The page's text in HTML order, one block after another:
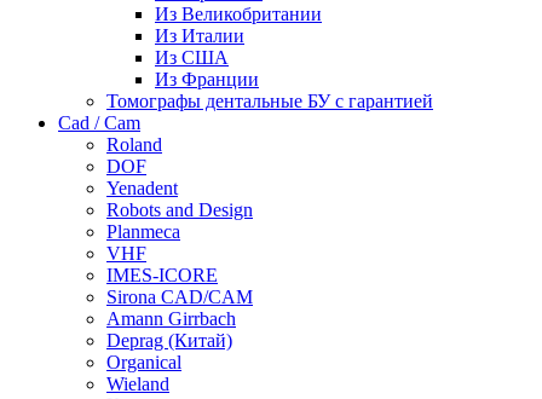
Из Великобритании
Из Италии
Из США
Из Франции
Томографы дентальные БУ с гарантией
Cad / Cam
Roland
DOF
Yenadent
Robots and Design
Planmeca
VHF
IMES-ICORE
Sirona CAD/CAM
Amann Girrbach
Deprag (Китай)
Organical
Wieland